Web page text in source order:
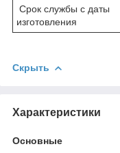
Срок службы с даты
изготовления
Скрыть
Характеристики
Основные